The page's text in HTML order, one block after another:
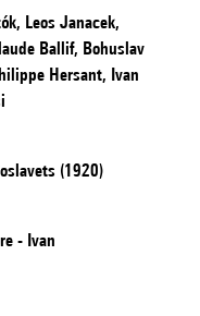
Leos Janacek,
Ballif, Bohuslav
Hersant, Ivan
(1920)
- Ivan